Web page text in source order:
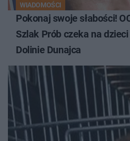
WIADOMOŚCI
Pokonaj swoje słabości!
Szlak Prób czeka na dzieci
Dolinie Dunajca